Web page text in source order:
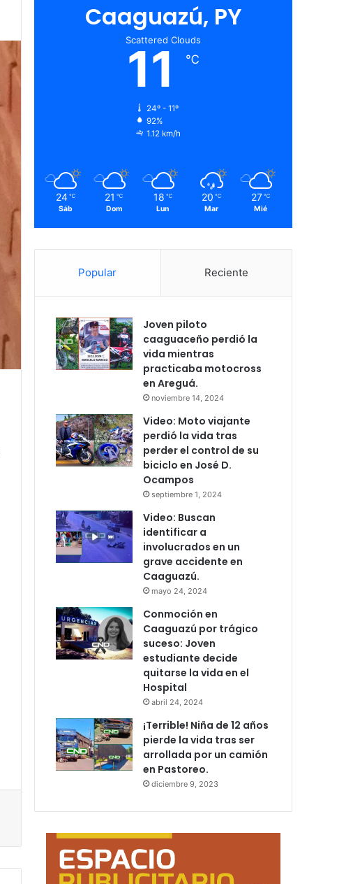
Caaguazú, PY
Scattered Clouds
11 ℃
24º - 11º
92%
1.12 km/h
24 ℃
Sáb
21 ℃
Dom
18 ℃
Lun
20 ℃
Mar
27 ℃
Mié
Popular Reciente
Joven piloto
caaguaceño perdió la
vida mientras
practicaba motocross
en Areguá.
noviembre 14, 2024
Video: Moto viajante
perdió la vida tras
perder el control de su
biciclo en José D.
Ocampos
septiembre 1, 2024
Video: Buscan
identificar a
involucrados en un
grave accidente en
Caaguazú.
mayo 24, 2024
Conmoción en
Caaguazú por trágico
suceso: Joven
estudiante decide
quitarse la vida en el
Hospital
abril 24, 2024
¡Terrible! Niña de 12 años
pierde la vida tras ser
arrollada por un camión
en Pastoreo.
diciembre 9, 2023